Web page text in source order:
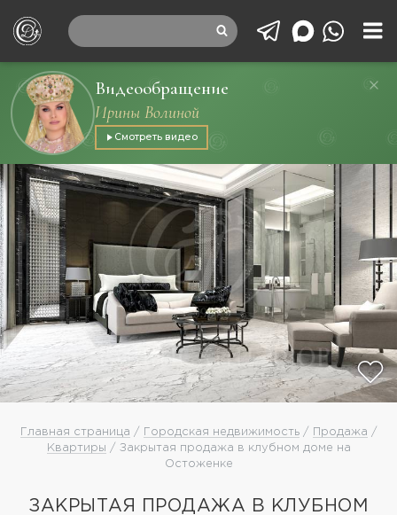
Видеообращение
Ирины Волиной
Смотреть видео
Главная страница / Городская недвижимость/ Продажа /
Квартиры / Закрытая продажа в клубном доме на
Остоженке
ЗАКРЫТАЯ ПРОДАЖА В КЛУБНОМ